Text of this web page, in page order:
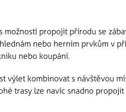
propojit přírodu se
nebo herním prvkům v
nebo koupání.
kombinovat s návštěvou
trasy lze navíc snadno